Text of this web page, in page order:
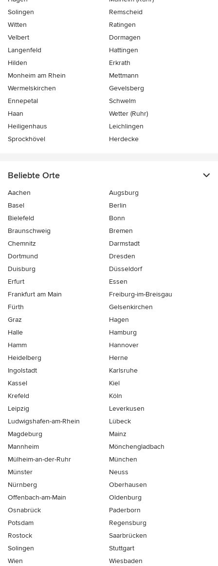
Solingen
Remscheid
Witten
Ratingen
Velbert
Dormagen
Langenfeld
Hattingen
Hilden
Erkrath
Monheim am Rhein
Mettmann
Wermelskirchen
Gevelsberg
Ennepetal
Schwelm
Haan
Wetter (Ruhr)
Heiligenhaus
Leichlingen
Sprockhövel
Herdecke
Beliebte Orte
Aachen
Augsburg
Basel
Berlin
Bielefeld
Bonn
Braunschweig
Bremen
Chemnitz
Darmstadt
Dortmund
Dresden
Duisburg
Düsseldorf
Erfurt
Essen
Frankfurt am Main
Freiburg-im-Breisgau
Fürth
Gelsenkirchen
Graz
Hagen
Halle
Hamburg
Hamm
Hannover
Heidelberg
Herne
Ingolstadt
Karlsruhe
Kassel
Kiel
Krefeld
Köln
Leipzig
Leverkusen
Ludwigshafen-am-Rhein
Lübeck
Magdeburg
Mainz
Mannheim
Mönchen­gladbach
Mülheim-an-der-Ruhr
München
Münster
Neuss
Nürnberg
Oberhausen
Offenbach-am-Main
Oldenburg
Osnabrück
Paderborn
Potsdam
Regensburg
Rostock
Saarbrücken
Solingen
Stuttgart
Wien
Wiesbaden